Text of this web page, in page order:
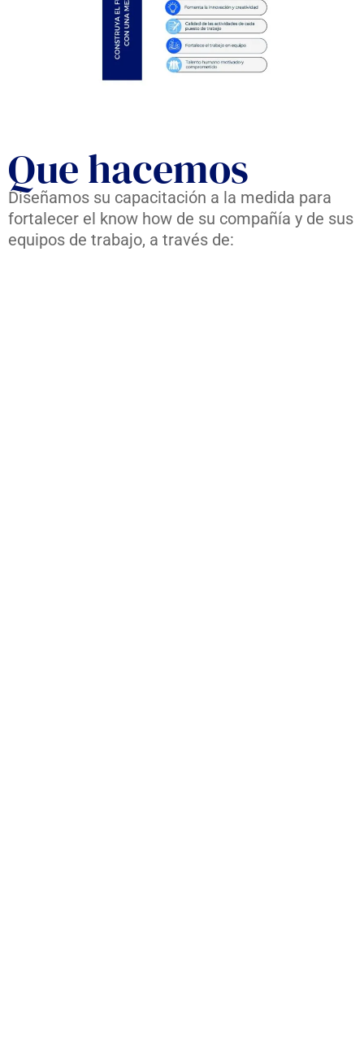
Que hacemos
Diseñamos su capacitación a la medida para
fortalecer el know how de su compañía y de sus
equipos de trabajo, a través de: